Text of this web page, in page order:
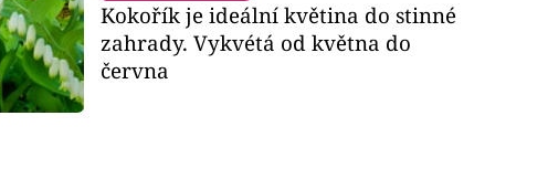
Kokořík je ideální květina do stinné
zahrady. Vykvétá od května do
června